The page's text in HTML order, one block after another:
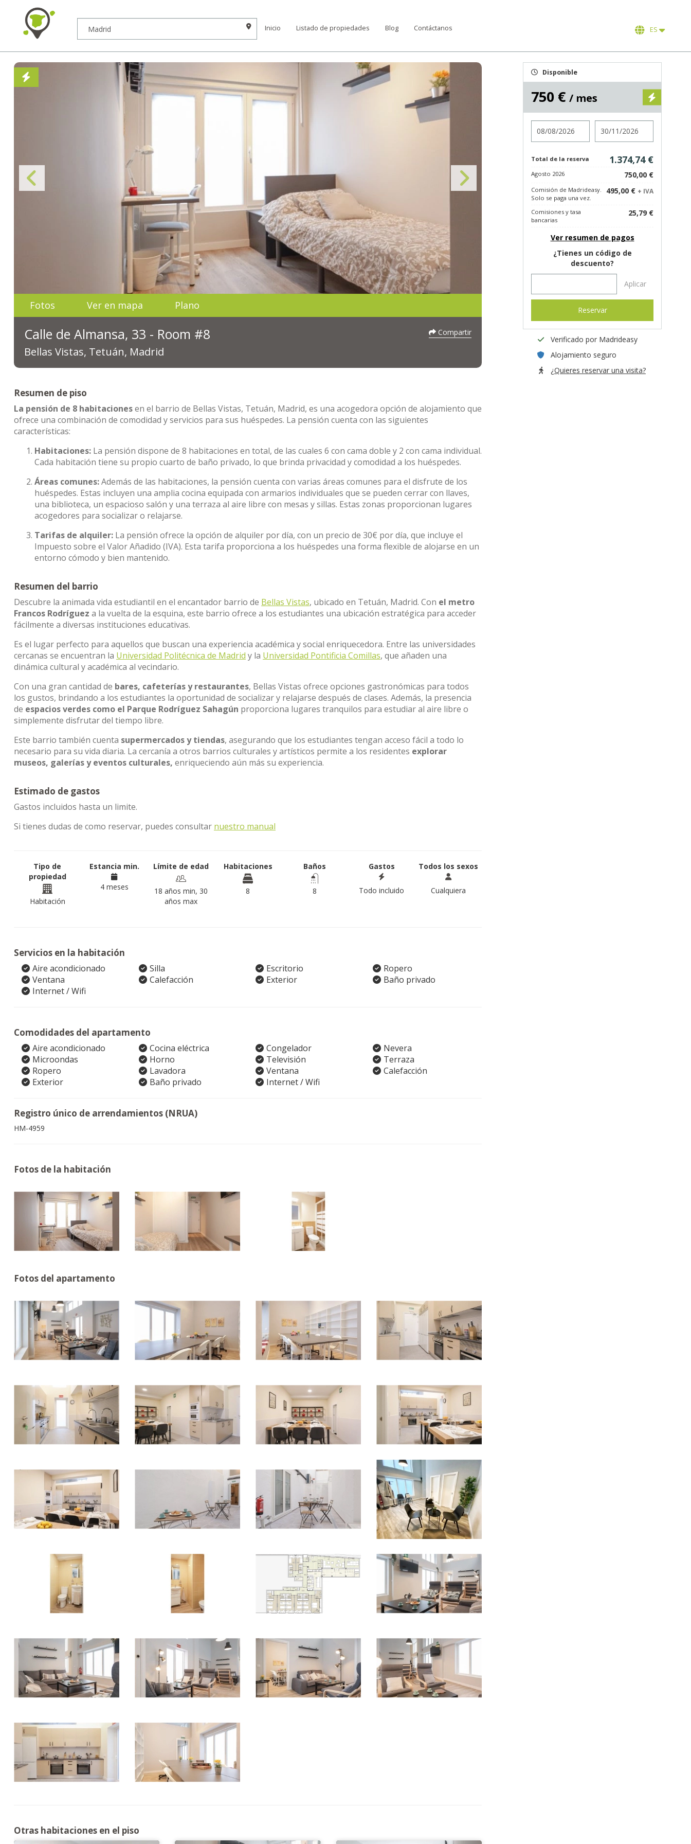
Inicio Listado de propiedades Blog Contáctanos ES
Fotos Ver en mapa Plano
Calle de Almansa, 33 - Room #8
Bellas Vistas, Tetuán, Madrid
Compartir
Resumen de piso
La pensión de 8 habitacionesen el barrio de Bellas Vistas, Tetuán, Madrid, es una acogedora opción de alojamiento que
ofrece una combinación de comodidad y servicios para sus huéspedes. La pensión cuenta con las siguientes
características:
Habitaciones: La pensión dispone de 8 habitaciones en total, de las cuales 6 con cama doble y 2 con cama individual.
Cada habitación tiene su propio cuarto de baño privado, lo que brinda privacidad y comodidad a los huéspedes.
Áreas comunes:Además de las habitaciones, la pensión cuenta con varias áreas comunes para el disfrute de los
huéspedes. Estas incluyen una amplia cocina equipada con armarios individuales que se pueden cerrar con llaves,
una biblioteca, un espacioso salón y una terraza al aire libre con mesas y sillas. Estas zonas proporcionan lugares
acogedores para socializar o relajarse.
Tarifas de alquiler: La pensión ofrece la opción de alquiler por día, con un precio de 30€ por día, que incluye el
Impuesto sobre el Valor Añadido (IVA). Esta tarifa proporciona a los huéspedes una forma flexible de alojarse en un
entorno cómodo y bien mantenido.
Resumen del barrio
Descubre la animada vida estudiantil en el encantador barrio de Bellas Vistas, ubicado en Tetuán, Madrid. Con el metro
Francos Rodríguez a la vuelta de la esquina, este barrio ofrece a los estudiantes una ubicación estratégica para acceder
fácilmente a diversas instituciones educativas.
Es el lugar perfecto para aquellos que buscan una experiencia académica y social enriquecedora. Entre las universidades
cercanas se encuentran la Universidad Politécnica de Madrid y la Universidad Pontificia Comillas, que añaden una
dinámica cultural y académica al vecindario.
Con una gran cantidad de bares, cafeterías y restaurantes, Bellas Vistas ofrece opciones gastronómicas para todos
los gustos, brindando a los estudiantes la oportunidad de socializar y relajarse después de clases. Además, la presencia
de espacios verdes como el Parque Rodríguez Sahagún proporciona lugares tranquilos para estudiar al aire libre o
simplemente disfrutar del tiempo libre.
Este barrio también cuenta supermercados y tiendas, asegurando que los estudiantes tengan acceso fácil a todo lo
necesario para su vida diaria. La cercanía a otros barrios culturales y artísticos permite a los residentes explorar
museos, galerías y eventos culturales, enriqueciendo aún más su experiencia.
Estimado de gastos
Gastos incluidos hasta un limite.
Si tienes dudas de como reservar, puedes consultar nuestro manual
Tipo de
propiedad
Habitación
Estancia min.
4 meses
Límite de edad
18 años min, 30
años max
Habitaciones
8
Baños
8
Gastos
Todo incluido
Todos los sexos
Cualquiera
Servicios en la habitación
Aire acondicionado Silla Escritorio
Ropero
Ventana
Calefacción Exterior
Baño privado
Internet / Wifi
Comodidades del apartamento
Aire acondicionado Cocina eléctrica Congelador
Nevera
Microondas
Horno Televisión
Terraza
Ropero
Lavadora Ventana
Calefacción
Exterior
Baño privado Internet / Wifi
Registro único de arrendamientos (NRUA)
HM-4959
Fotos de la habitación
Fotos del apartamento
Otras habitaciones en el piso
Disponible
750 € / mes
Total de la reserva 1.374,74 €
Agosto 2026 750,00 €
Comisión de Madrideasy.
Solo se paga una vez.
495,00 € + IVA
Comisiones y tasa
bancarias
25,79 €
Ver resumen de pagos
¿Tienes un código de
descuento?
Aplicar
Reservar
Verificado por Madrideasy
Alojamiento seguro
¿Quieres reservar una visita?